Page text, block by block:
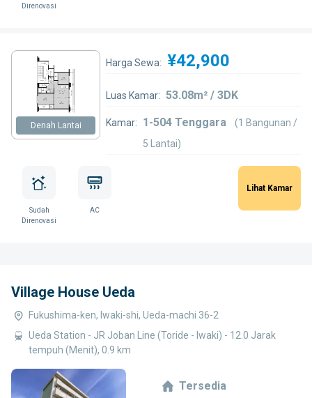
Direnovasi
Denah Lantai
Harga Sewa: ¥42,900
Luas Kamar: 53.08m² / 3DK
Kamar: 1-504 Tenggara
(1 Bangunan /
5 Lantai)
Sudah
Direnovasi
AC
Lihat Kamar
Village House Ueda
Fukushima-ken, Iwaki-shi, Ueda-machi 36-2
Ueda Station - JR Joban Line (Toride - Iwaki) - 12.0 Jarak
tempuh (Menit), 0.9 km
Tersedia